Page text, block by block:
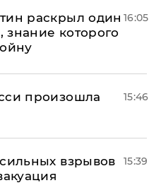
раскрыл один
знание которого
16:05
произошла
15:46
взрывов
15:39